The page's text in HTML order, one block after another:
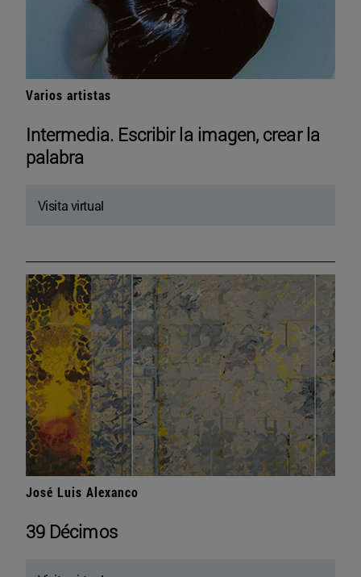
Varios artistas
Intermedia. Escribir la imagen, crear la
palabra
Visita virtual
José Luis Alexanco
39 Décimos